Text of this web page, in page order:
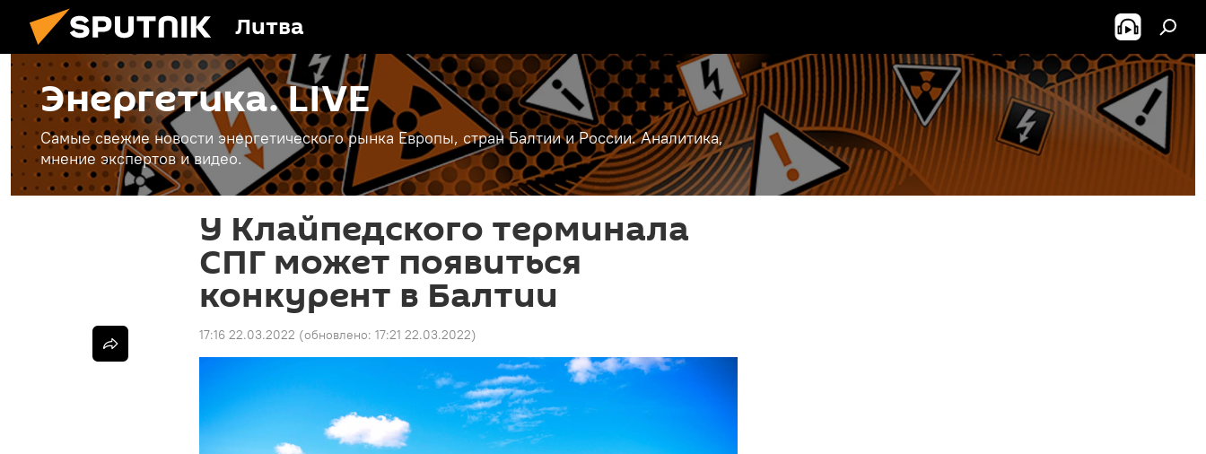
Литва
Энергетика. LIVE
Самые свежие новости энергетического рынка Европы, стран Балтии и России. Аналитика,
мнение экспертов и видео.
У Клайпедского терминала
СПГ может появиться
конкурент в Балтии
17:16 22.03.2022 (обновлено: 17:21 22.03.2022)